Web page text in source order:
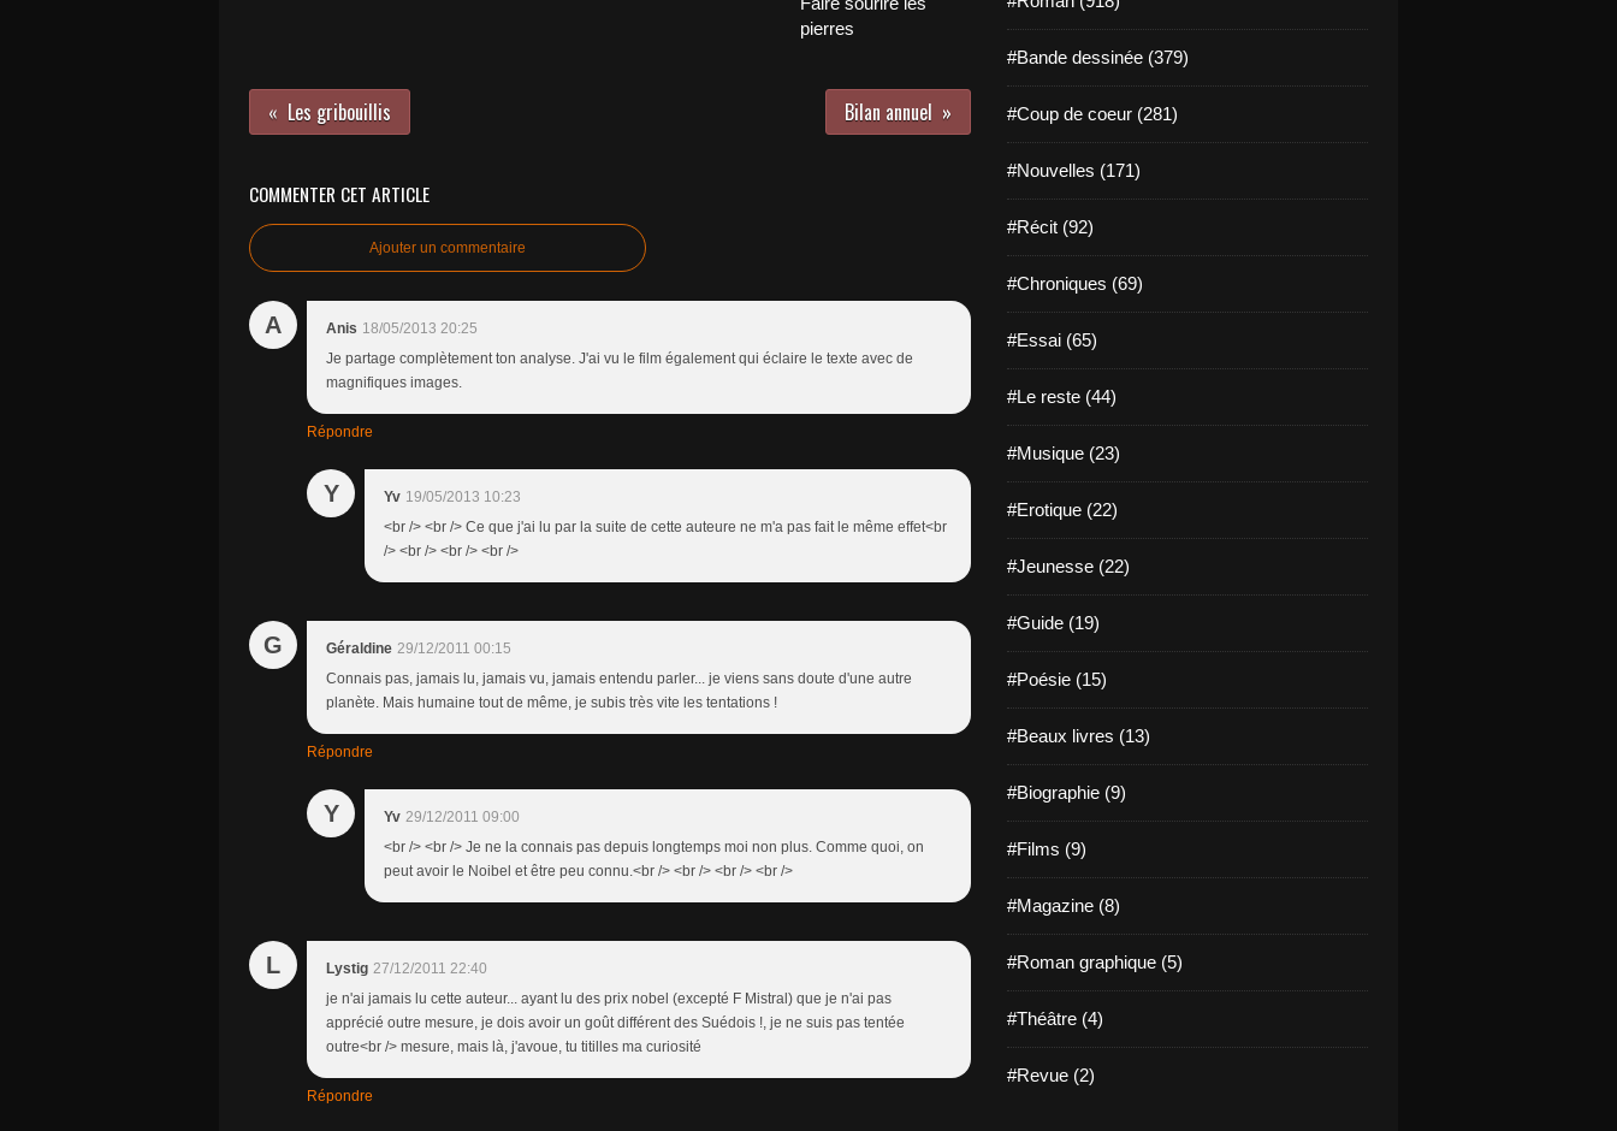
pierres
Les gribouillis Bilan annuel
COMMENTER CET ARTICLE
Ajouter un commentaire
A Anis 18/05/2013 20:25
Je partage complètement ton analyse. J'ai vu le film également qui éclaire le texte avec de
magnifiques images.
Répondre
Y Yv 19/05/2013 10:23
<br /> <br /> Ce que j'ai lu par la suite de cette auteure ne m'a pas fait le même effet<br
/> <br /> <br /> <br />
G Géraldine 29/12/2011 00:15
Connais pas, jamais lu, jamais vu, jamais entendu parler... je viens sans doute d'une autre
planète. Mais humaine tout de même, je subis très vite les tentations !
Répondre
Y Yv 29/12/2011 09:00
<br /> <br /> Je ne la connais pas depuis longtemps moi non plus. Comme quoi, on
peut avoir le Noibel et être peu connu.<br /> <br /> <br /> <br />
L Lystig 27/12/2011 22:40
je n'ai jamais lu cette auteur... ayant lu des prix nobel (excepté F Mistral) que je n'ai pas
apprécié outre mesure, je dois avoir un goût différent des Suédois !, je ne suis pas tentée
outre<br /> mesure, mais là, j'avoue, tu titilles ma curiosité
Répondre
#Bande dessinée (379)
#Coup de coeur (281)
#Nouvelles (171)
#Récit (92)
#Chroniques (69)
#Essai (65)
#Le reste (44)
#Musique (23)
#Erotique (22)
#Jeunesse (22)
#Guide (19)
#Poésie (15)
#Beaux livres (13)
#Biographie (9)
#Films (9)
#Magazine (8)
#Roman graphique (5)
#Théâtre (4)
#Revue (2)